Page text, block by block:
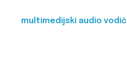
multimedijski audio vodič